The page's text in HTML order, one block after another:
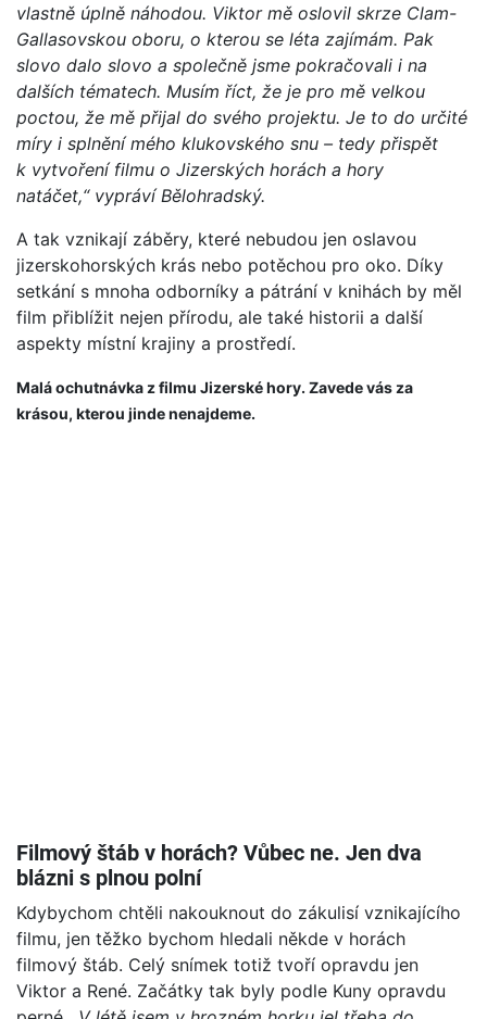
vlastně úplně náhodou. Viktor mě oslovil skrze Clam-
Gallasovskou oboru, o kterou se léta zajímám. Pak
slovo dalo slovo a společně jsme pokračovali i na
dalších tématech. Musím říct, že je pro mě velkou
poctou, že mě přijal do svého projektu. Je to do určité
míry i splnění mého klukovského snu – tedy přispět
k vytvoření filmu o Jizerských horách a hory
natáčet,“ vypráví Bělohradský.
A tak vznikají záběry, které nebudou jen oslavou
jizerskohorských krás nebo potěchou pro oko. Díky
setkání s mnoha odborníky a pátrání v knihách by měl
film přiblížit nejen přírodu, ale také historii a další
aspekty místní krajiny a prostředí.
Malá ochutnávka z filmu Jizerské hory. Zavede vás za
krásou, kterou jinde nenajdeme.
Filmový štáb v horách? Vůbec ne. Jen dva
blázni s plnou polní
Kdybychom chtěli nakouknout do zákulisí vznikajícího
filmu, jen těžko bychom hledali někde v horách
filmový štáb. Celý snímek totiž tvoří opravdu jen
Viktor a René. Začátky tak byly podle Kuny opravdu